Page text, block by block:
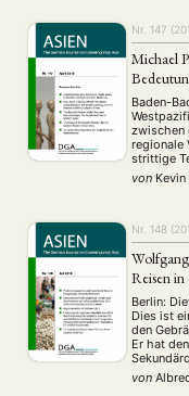
MITGLIEDSCHAFT
Nr. 147
Michael
Baden-
zwischen
regionale
strittige
Seewege
ihre
von
Nr. 148
Reisen in
Berlin:
Dies ist
den
Er hat
Teilhabe
von